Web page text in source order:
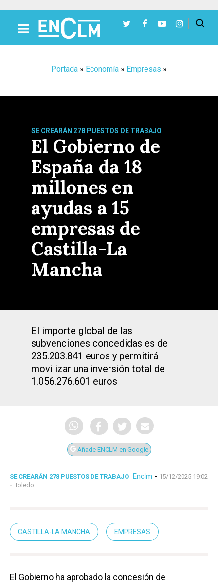
Portada » Economía » Empresas »
SE CREARÁN 278 PUESTOS DE TRABAJO
El Gobierno de
España da 18
millones en
ayudas a 15
empresas de
Castilla-La
Mancha
El importe global de las
subvenciones concedidas es de
235.203.841 euros y permitirá
movilizar una inversión total de
1.056.276.601 euros
Añade ENCLM en Google
SE CREARÁN 278 PUESTOS DE TRABAJO Enclm - 15/12/2025 19:02
- Toledo
CASTILLA-LA MANCHA EMPRESAS
El Gobierno ha aprobado la concesión de